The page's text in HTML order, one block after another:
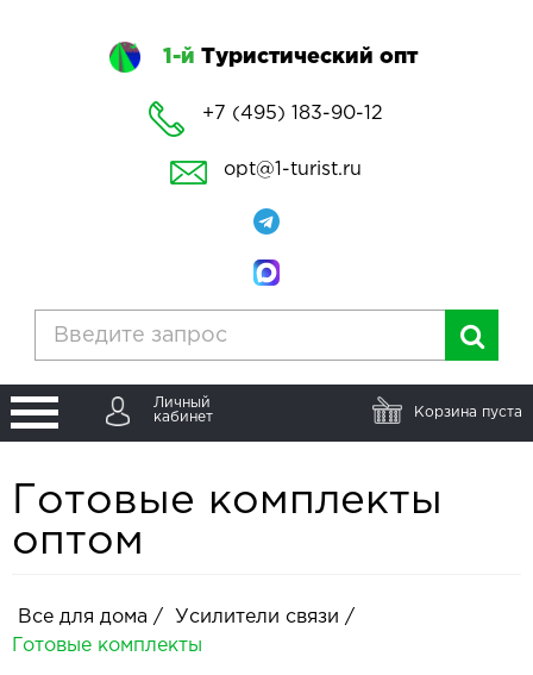
1-й Туристический опт
+7 (495) 183-90-12
opt@1-turist.ru
Личный
кабинет
Корзина пуста
Готовые комплекты
оптом
Все для дома / Усилители связи /
Готовые комплекты